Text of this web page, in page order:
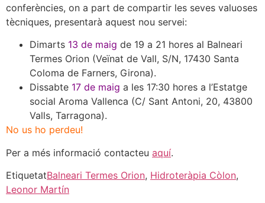
conferències, on a part de compartir les seves valuoses
tècniques, presentarà aquest nou servei:
Dimarts 13 de maig de 19 a 21 hores al Balneari
Termes Orion (Veïnat de Vall, S/N, 17430 Santa
Coloma de Farners, Girona).
Dissabte 17 de maig a les 17:30 hores a l’Estatge
social Aroma Vallenca (C/ Sant Antoni, 20, 43800
Valls, Tarragona).
No us ho perdeu!
Per a més informació contacteu aquí.
EtiquetatBalneari Termes Orion, Hidroteràpia Còlon,
Leonor Martín